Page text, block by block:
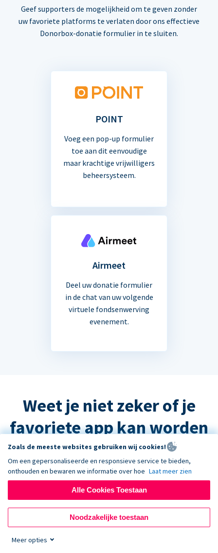
Geef supporters de mogelijkheid om te geven zonder
uw favoriete platforms te verlaten door ons effectieve
Donorbox-donatie formulier in te sluiten.
POINT
Voeg een pop-up formulier
toe aan dit eenvoudige
maar krachtige vrijwilligers
beheersysteem.
Airmeet
Deel uw donatie formulier
in de chat van uw volgende
virtuele fondsenwerving
evenement.
Weet je niet zeker of je
favoriete app kan worden
geïntegreerd?
Het antwoord is waarschijnlijk ja, maar
neem contact op met de ondersteuning
en we helpen u graag verder!
Zoals de meeste websites gebruiken wij cookies!
Om een gepersonaliseerde en responsieve service te bieden,
onthouden en bewaren we informatie over hoe Laat meer zien
Alle Cookies Toestaan
Noodzakelijke toestaan
Meer opties